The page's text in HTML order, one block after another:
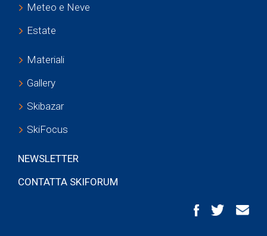
Meteo e Neve
Estate
Materiali
Gallery
Skibazar
SkiFocus
NEWSLETTER
CONTATTA SKIFORUM